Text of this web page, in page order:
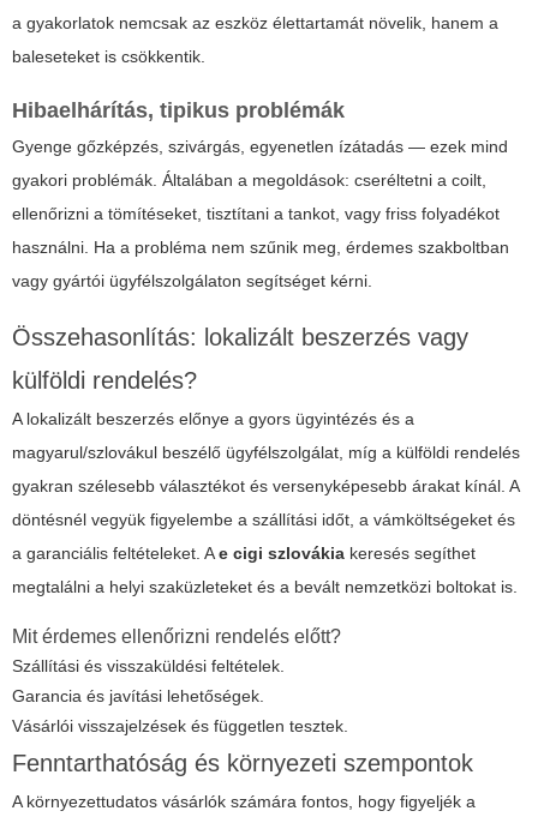
a gyakorlatok nemcsak az eszköz élettartamát növelik, hanem a
baleseteket is csökkentik.
Hibaelhárítás, tipikus problémák
Gyenge gőzképzés, szivárgás, egyenetlen ízátadás — ezek mind
gyakori problémák. Általában a megoldások: cseréltetni a coilt,
ellenőrizni a tömítéseket, tisztítani a tankot, vagy friss folyadékot
használni. Ha a probléma nem szűnik meg, érdemes szakboltban
vagy gyártói ügyfélszolgálaton segítséget kérni.
Összehasonlítás: lokalizált beszerzés vagy
külföldi rendelés?
A lokalizált beszerzés előnye a gyors ügyintézés és a
magyarul/szlovákul beszélő ügyfélszolgálat, míg a külföldi rendelés
gyakran szélesebb választékot és versenyképesebb árakat kínál. A
döntésnél vegyük figyelembe a szállítási időt, a vámköltségeket és
a garanciális feltételeket. Ae cigi szlovákia keresés segíthet
megtalálni a helyi szaküzleteket és a bevált nemzetközi boltokat is.
Mit érdemes ellenőrizni rendelés előtt?
Szállítási és visszaküldési feltételek.
Garancia és javítási lehetőségek.
Vásárlói visszajelzések és független tesztek.
Fenntarthatóság és környezeti szempontok
A környezettudatos vásárlók számára fontos, hogy figyeljék a